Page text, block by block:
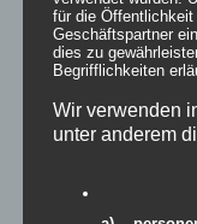
für die
Geschäftspartner
dies zu
Begrifflichkeiten
Wir verwenden
unter anderem